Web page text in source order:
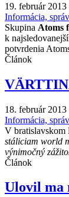
19. február
Informácia,
Skupina Atoms
k
potvrdenia
Článok
18. február 2013
Informácia,
V bratislavskom
stáliciam world
výnimočný
Článok
Ulovil ma